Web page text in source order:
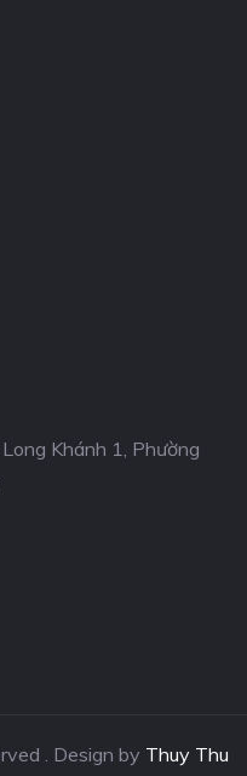
Khánh 1, Phường
. Design by Thuy Thu